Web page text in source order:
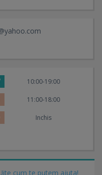
10:00-19:00
11:00-18:00
Inchis
cum te putem ajuta!